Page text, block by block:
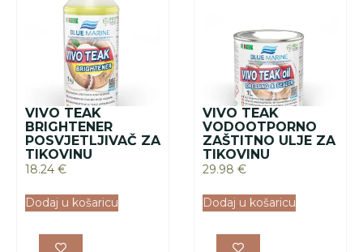
VIVO TEAK
BRIGHTENER
POSVJETLJIVAČ ZA
TIKOVINU
18.24 €
Dodaj u košaricu
VIVO TEAK
VODOOTPORNO
ZAŠTITNO ULJE ZA
TIKOVINU
29.98 €
Dodaj u košaricu